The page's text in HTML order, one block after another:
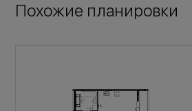
Похожие планировки